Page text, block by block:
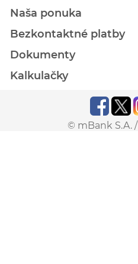
Naša ponuka
Bezkontaktné platby
Dokumenty
Kalkulačky
© mBank S.A. /